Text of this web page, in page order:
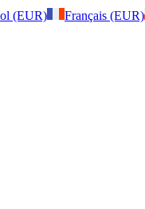
(EUR) Français (EUR)